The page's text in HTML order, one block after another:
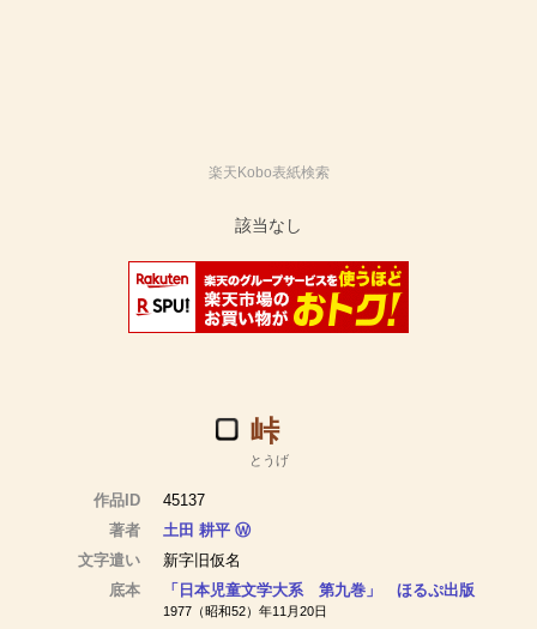
楽天Kobo表紙検索
峠
とうげ
作品ID
45137
著者
土田 耕平 Ⓦ
文字遣い
新字旧仮名
底本
「日本児童文学大系 第九巻」 ほるぷ出版
1977（昭和52）年11月20日